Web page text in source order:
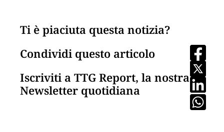
Ti è piaciuta questa notizia?
Condividi questo articolo
Iscriviti a TTG Report, la nostra
Newsletter quotidiana